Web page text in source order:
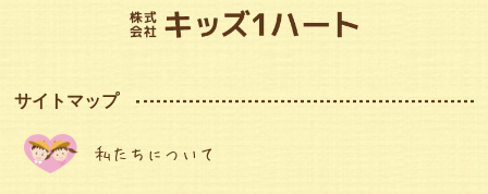
サイトマップ
私たちについて